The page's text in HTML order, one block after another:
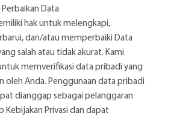
Perbaikan Data
hak untuk melengkapi,
dan/atau memperbaiki Data
salah atau tidak akurat. Kami
memverifikasi data pribadi yang
oleh Anda. Penggunaan data pribadi
dianggap sebagai pelanggaran
Kebijakan Privasi dan dapat